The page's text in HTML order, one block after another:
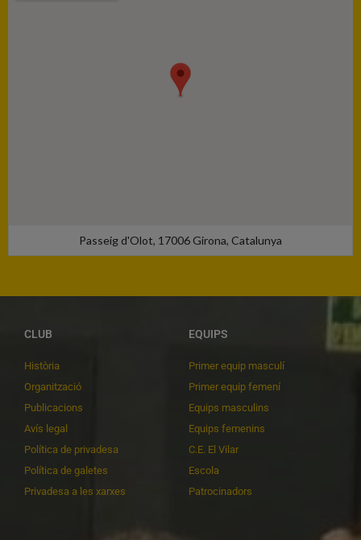
Passeig d'Olot, 17006 Girona, Catalunya
CLUB
Història
Organització
Publicacions
Avís legal
Política de privadesa
Política de galetes
Privadesa a les xarxes
EQUIPS
Primer equip masculí
Primer equip femení
Equips masculins
Equips femenins
C.E. El Vilar
Escola
Patrocinadors